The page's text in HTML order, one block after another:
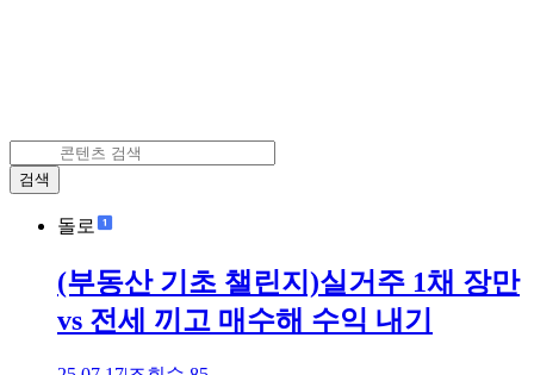
검색
돌로
(부동산 기초 챌린지)실거주 1채 장만
vs 전세 끼고 매수해 수익 내기